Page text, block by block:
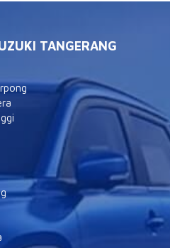
TANGERANG